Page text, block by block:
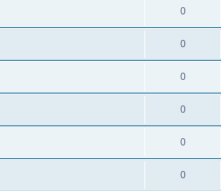
0
0
0
0
0
0